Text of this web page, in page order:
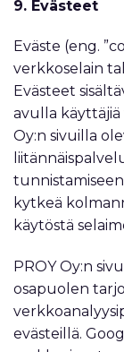
9. Evästeet
Eväste (eng.
verkkoselain
Evästeet
avulla käyttäjiä
Oy:n sivuilla
kytkeä
käytöstä
PROY Oy:n
osapuolen
evästeillä.